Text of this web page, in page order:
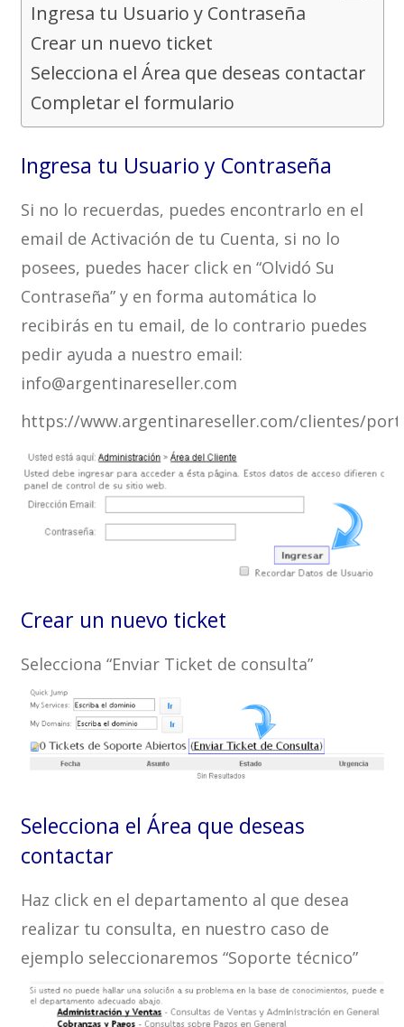
Ingresa tu Usuario y Contraseña
Crear un nuevo ticket
Selecciona el Área que deseas contactar
Completar el formulario
Ingresa tu Usuario y Contraseña
Si no lo recuerdas, puedes encontrarlo en el
email de Activación de tu Cuenta, si no lo
posees, puedes hacer click en “Olvidó Su
Contraseña” y en forma automática lo
recibirás en tu email, de lo contrario puedes
pedir ayuda a nuestro email:
info@argentinareseller.com
https://www.argentinareseller.com/clientes/
Crear un nuevo ticket
Selecciona “Enviar Ticket de consulta”
Selecciona el Área que deseas
contactar
Haz click en el departamento al que desea
realizar tu consulta, en nuestro caso de
ejemplo seleccionaremos “Soporte técnico”